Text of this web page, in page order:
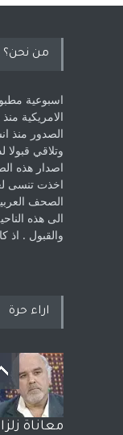
من نحن؟
اسبوعية
الصدور منذ
‏وتلاقي
اصدار هذه
اخذت ‏تنسى
الصحف
الى هذه
والقبول . اذ
اراء حرة
معاناة